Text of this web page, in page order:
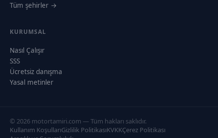
Tüm şehirler →
KURUMSAL
Nasıl Çalışır
SSS
Ücretsiz danışma
Yasal metinler
© 2026 motortamiri.com — Tüm hakları saklıdır.
Kullanım KoşullarıGizlilik PolitikasıKVKKÇerez Politikası